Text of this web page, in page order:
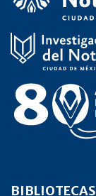
BIBLIOTECAS